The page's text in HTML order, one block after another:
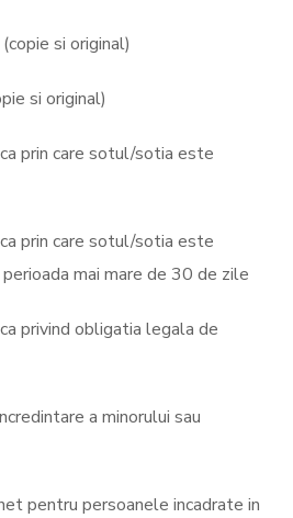
si original)
si original)
prin care sotul/sotia este
prin care sotul/sotia este
mai mare de 30 de zile
privind obligatia legala de
a minorului sau
pentru persoanele incadrate in